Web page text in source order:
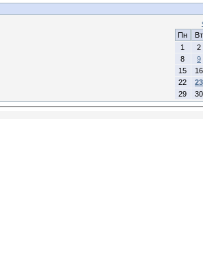
Пн
Вт
1
2
8
9
15
16
22
23
29
30